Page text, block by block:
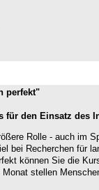
perfekt"
für den Einsatz des
Rolle - auch im
bei Recherchen für
können Sie die
stellen